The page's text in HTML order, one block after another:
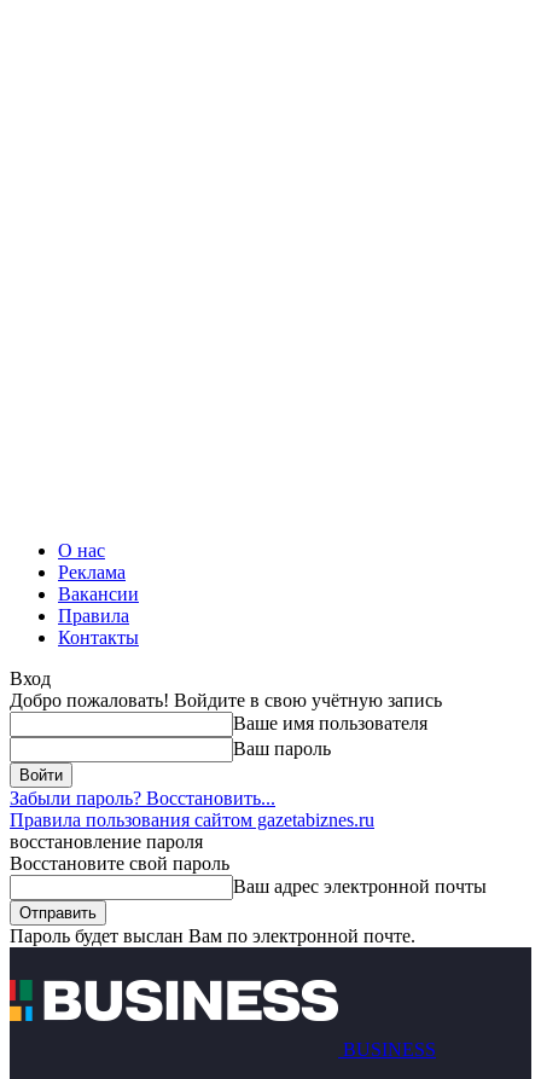
О нас
Реклама
Вакансии
Правила
Контакты
Вход
Добро пожаловать! Войдите в свою учётную запись
Ваше имя пользователя
Ваш пароль
Забыли пароль? Восстановить...
Правила пользования сайтом gazetabiznes.ru
восстановление пароля
Восстановите свой пароль
Ваш адрес электронной почты
Пароль будет выслан Вам по электронной почте.
BUSINESS